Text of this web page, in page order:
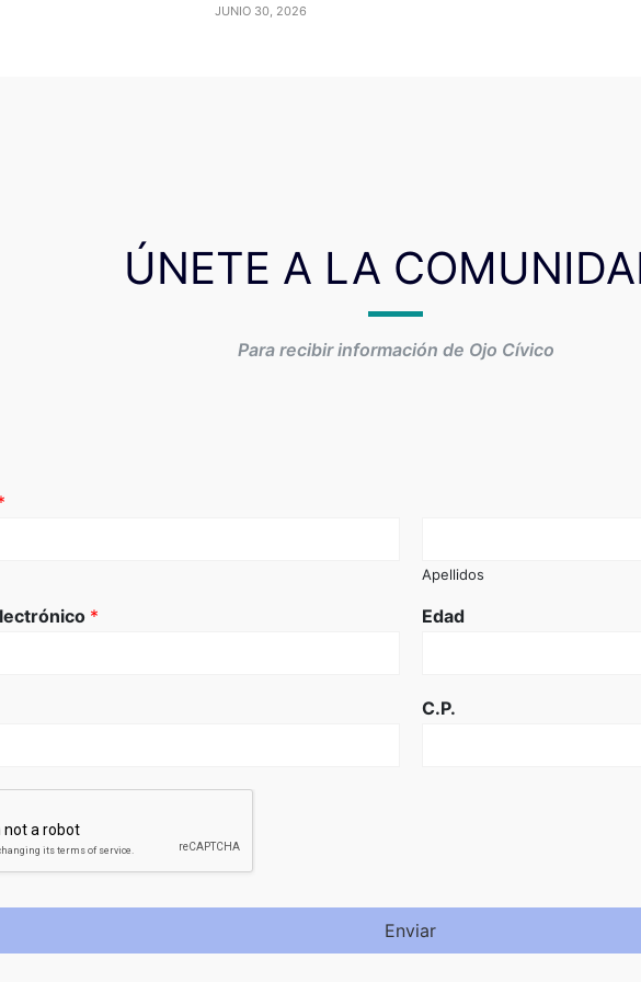
JUNIO 30, 2026
ÚNETE A LA
Para recibir información de Ojo Cívico
Apellidos
* Edad
C.P.
Enviar